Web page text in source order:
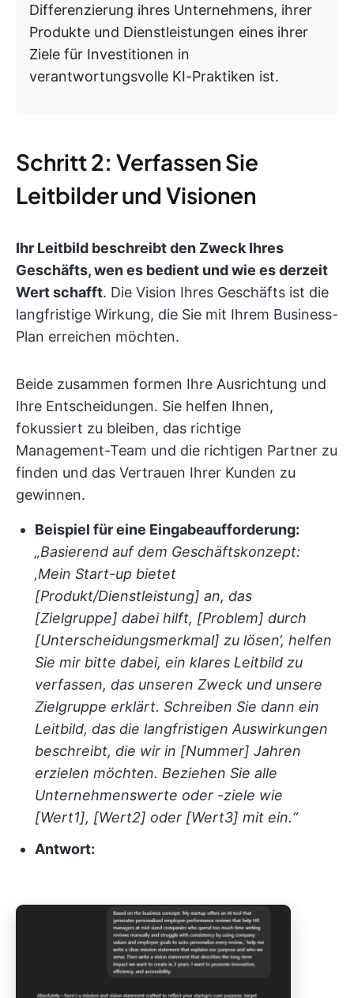
Differenzierung ihres Unternehmens, ihrer
Produkte und Dienstleistungen eines ihrer
Ziele für Investitionen in
verantwortungsvolle KI-Praktiken ist.
Schritt 2: Verfassen Sie
Leitbilder und Visionen
Ihr Leitbild beschreibt den Zweck Ihres
Geschäfts, wen es bedient und wie es derzeit
Wert schafft. Die Vision Ihres Geschäfts ist die
langfristige Wirkung, die Sie mit Ihrem Business-
Plan erreichen möchten.
Beide zusammen formen Ihre Ausrichtung und
Ihre Entscheidungen. Sie helfen Ihnen,
fokussiert zu bleiben, das richtige
Management-Team und die richtigen Partner zu
finden und das Vertrauen Ihrer Kunden zu
gewinnen.
Beispiel für eine Eingabeaufforderung:
„Basierend auf dem Geschäftskonzept:
‚Mein Start-up bietet
[Produkt/Dienstleistung] an, das
[Zielgruppe] dabei hilft, [Problem] durch
[Unterscheidungsmerkmal] zu lösen‘, helfen
Sie mir bitte dabei, ein klares Leitbild zu
verfassen, das unseren Zweck und unsere
Zielgruppe erklärt. Schreiben Sie dann ein
Leitbild, das die langfristigen Auswirkungen
beschreibt, die wir in [Nummer] Jahren
erzielen möchten. Beziehen Sie alle
Unternehmenswerte oder -ziele wie
[Wert1], [Wert2] oder [Wert3] mit ein.“
Antwort: